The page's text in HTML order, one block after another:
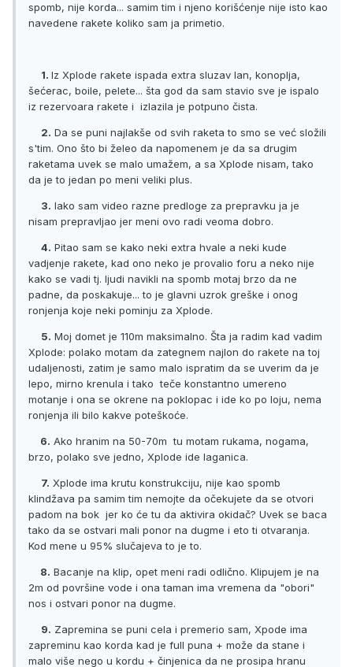
spomb, nije korda... samim tim i njeno korišćenje nije isto kao
navedene rakete koliko sam ja primetio.
1. Iz Xplode rakete ispada extra sluzav lan, konoplja,
šećerac, boile, pelete... šta god da sam stavio sve je ispalo
iz rezervoara rakete i izlazila je potpuno čista.
2. Da se puni najlakše od svih raketa to smo se već složili
s'tim. Ono što bi želeo da napomenem je da sa drugim
raketama uvek se malo umažem, a sa Xplode nisam, tako
da je to jedan po meni veliki plus.
3. Iako sam video razne predloge za prepravku ja je
nisam prepravljao jer meni ovo radi veoma dobro.
4. Pitao sam se kako neki extra hvale a neki kude
vadjenje rakete, kad ono neko je provalio foru a neko nije
kako se vadi tj. ljudi navikli na spomb motaj brzo da ne
padne, da poskakuje... to je glavni uzrok greške i onog
ronjenja koje neki pominju za Xplode.
5. Moj domet je 110m maksimalno. Šta ja radim kad vadim
Xplode: polako motam da zategnem najlon do rakete na toj
udaljenosti, zatim je samo malo ispratim da se uverim da je
lepo, mirno krenula i tako teče konstantno umereno
motanje i ona se okrene na poklopac i ide ko po loju, nema
ronjenja ili bilo kakve poteškoće.
6. Ako hranim na 50-70m tu motam rukama, nogama,
brzo, polako sve jedno, Xplode ide laganica.
7. Xplode ima krutu konstrukciju, nije kao spomb
klindžava pa samim tim nemojte da očekujete da se otvori
padom na bok jer ko će tu da aktivira okidač? Uvek se baca
tako da se ostvari mali ponor na dugme i eto ti otvaranja.
Kod mene u 95% slučajeva to je to.
8. Bacanje na klip, opet meni radi odlično. Klipujem je na
2m od površine vode i ona taman ima vremena da "obori"
nos i ostvari ponor na dugme.
9. Zapremina se puni cela i premerio sam, Xpode ima
zapreminu kao korda kad je full puna + može da stane i
malo više nego u kordu + činjenica da ne prosipa hranu